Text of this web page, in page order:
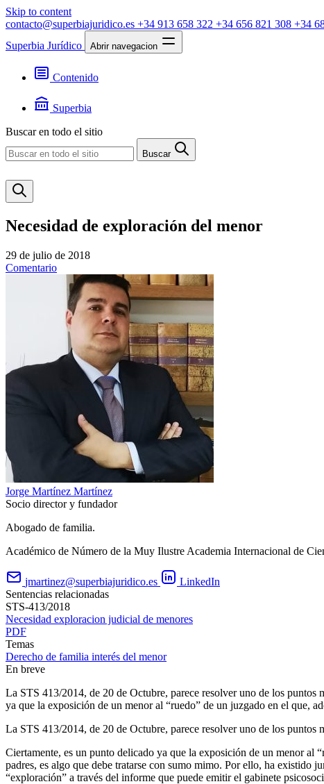
Skip to content
contacto@superbiajuridico.es +34 913 658 322 +34 656 821 308 +34
Superbia Jurídico
Abrir navegacion
Contenido
Jurisprudencia
Noticias
Superbia
Contacto
Buscar en todo el sitio
Buscar
Necesidad de exploración del menor
29 de julio de 2018
Comentario
Jorge Martínez Martínez
Socio director y fundador
Abogado de familia.
Académico de Número de la Muy Ilustre Academia Internacional de
jmartinez@superbiajuridico.es
LinkedIn
Sentencias relacionadas
STS-413/2018
Necesidad exploracion judicial de menores
PDF
Temas
Derecho de familia interés del menor
En breve
La STS 413/2014, de 20 de Octubre, parece resolver uno de los puntos
ya que la exposición de un menor al “ruedo” de un juzgado en el que,
La STS 413/2014, de 20 de Octubre, parece resolver uno de los puntos
Ciertamente, es un punto delicado ya que la exposición de un menor al
padres, es algo que debe tratarse con sumo mimo. Por ello, ha existido
“exploración” a través del informe que puede emitir el gabinete